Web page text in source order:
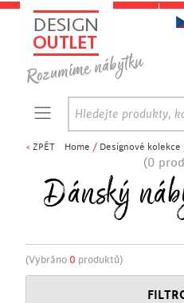
< ZPĚT Home / Designové kolekce
(0
Dánský
(Vybráno 0 produktů)